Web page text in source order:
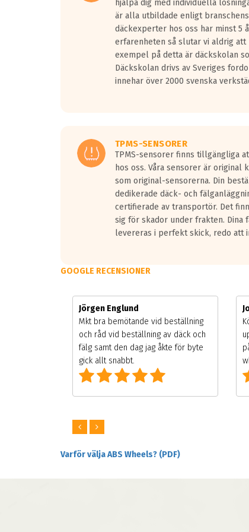
hjälpa dig med individuella
är alla utbildade enligt
däckexperter hos oss har minst 5
erfarenheten så slutar vi aldrig
exempel på detta är däckskolan
Däckskolan drivs av Sveriges
innehar över 2000 svenska
TPMS-SENSORER
TPMS-sensorer finns tillgängliga
hos oss. Våra sensorer är
som original-sensorerna. Din
dedikerade däck- och
certifierade av transportör. Det
sig för skador under frakten.
levereras i perfekt skick, redo att
GOOGLE RECENSIONER
Jörgen Englund
Mkt bra bemötande vid beställning
och råd vid beställning av däck och
fälg samt den dag jag åkte för byte
gick allt snabbt.
Varför välja ABS Wheels? (PDF)